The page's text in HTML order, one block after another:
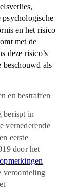
psychologische
en het risico
met de
deze risico’s
beschouwd als
en bestraffen
berispt in
vernederende
eerste
door het
veroordeling